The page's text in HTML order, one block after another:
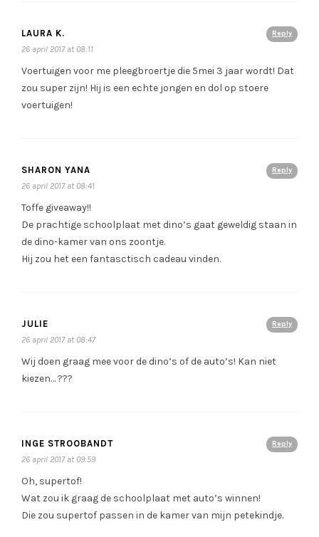
Reply
LAURA K.
26 april 2017 at 08:11
Voertuigen voor me pleegbroertje die 5mei 3 jaar wordt! Dat
zou super zijn! Hij is een echte jongen en dol op stoere
voertuigen!
Reply
SHARON YANA
26 april 2017 at 08:41
Toffe giveaway!!
De prachtige schoolplaat met dino’s gaat geweldig staan in
de dino-kamer van ons zoontje.
Hij zou het een fantasctisch cadeau vinden.
Reply
JULIE
26 april 2017 at 08:47
Wij doen graag mee voor de dino’s of de auto’s! Kan niet
kiezen… ???
Reply
INGE STROOBANDT
26 april 2017 at 09:59
Oh, supertof!
Wat zou ik graag de schoolplaat met auto’s winnen!
Die zou supertof passen in de kamer van mijn petekindje.